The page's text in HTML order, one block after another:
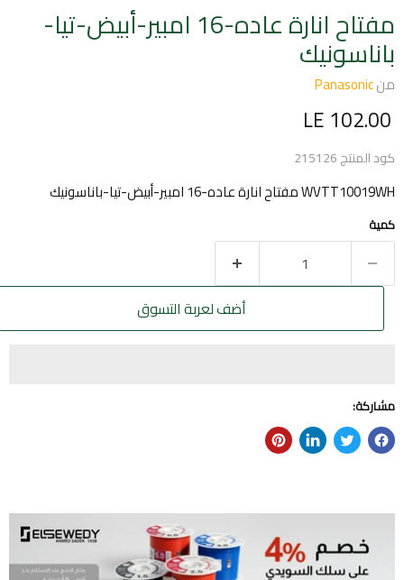
مفتاح انارة عاده-16 امبير-أبيض-تيا-
باناسونيك
منPanasonic
السعر الحالي
LE 102.00
كود المنتج215126
WVTT10019WH مفتاح انارة عاده-16 امبير-أبيض-تيا-باناسونيك
كمية
أضف لعربة التسوق
مشاركة: